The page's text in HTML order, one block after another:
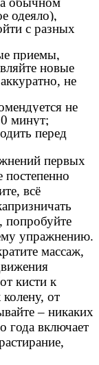
одеяло),
с разных
приемы,
новые
не
не
минут;
перед
первых
всё
попробуйте
упражнению.
массаж,
кисти к
от
– никаких
года включает